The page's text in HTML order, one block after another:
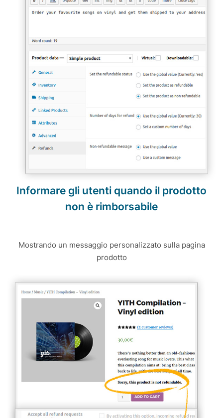
Informare gli utenti quando il prodotto
non è rimborsabile
Mostrando un messaggio personalizzato sulla pagina
prodotto